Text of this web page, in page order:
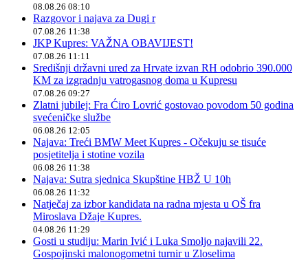
08.08.26 08:10
Razgovor i najava za Dugi r
07.08.26 11:38
JKP Kupres: VAŽNA OBAVIJEST!
07.08.26 11:11
Središnji državni ured za Hrvate izvan RH odobrio 390.000
KM za izgradnju vatrogasnog doma u Kupresu
07.08.26 09:27
Zlatni jubilej: Fra Ćiro Lovrić gostovao povodom 50 godina
svećeničke službe
06.08.26 12:05
Najava: Treći BMW Meet Kupres - Očekuju se tisuće
posjetitelja i stotine vozila
06.08.26 11:38
Najava: Sutra sjednica Skupštine HBŽ U 10h
06.08.26 11:32
Natječaj za izbor kandidata na radna mjesta u OŠ fra
Miroslava Džaje Kupres.
04.08.26 11:29
Gosti u studiju: Marin Ivić i Luka Smoljo najavili 22.
Gospojinski malonogometni turnir u Zloselima